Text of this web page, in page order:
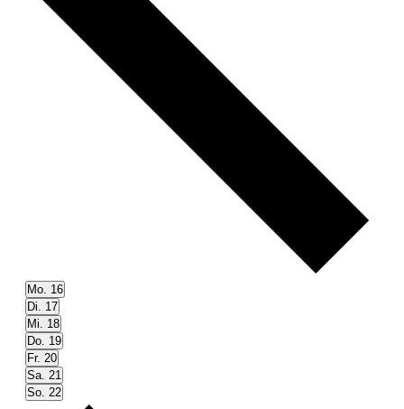
Mo. 16
Di. 17
Mi. 18
Do. 19
Fr. 20
Sa. 21
So. 22